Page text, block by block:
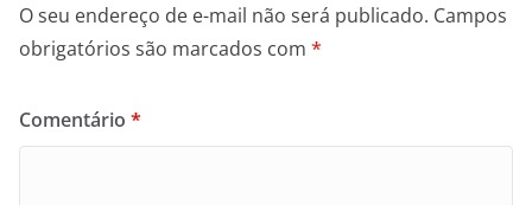
O seu endereço de e-mail não será publicado. Campos
obrigatórios são marcados com *
Comentário *